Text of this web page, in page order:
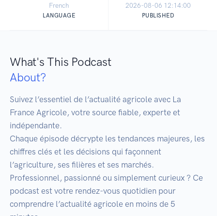
French
LANGUAGE
2026-08-06 12:14:00
PUBLISHED
What's This Podcast
About?
Suivez l’essentiel de l’actualité agricole avec La
France Agricole, votre source fiable, experte et
indépendante.
Chaque épisode décrypte les tendances majeures, les
chiffres clés et les décisions qui façonnent
l’agriculture, ses filières et ses marchés.
Professionnel, passionné ou simplement curieux ? Ce
podcast est votre rendez-vous quotidien pour
comprendre l’actualité agricole en moins de 5